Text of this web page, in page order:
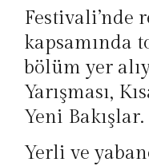
Festivali’nde
kapsamında
bölüm yer
Yarışması,
Yeni Bakışlar.
Yerli ve